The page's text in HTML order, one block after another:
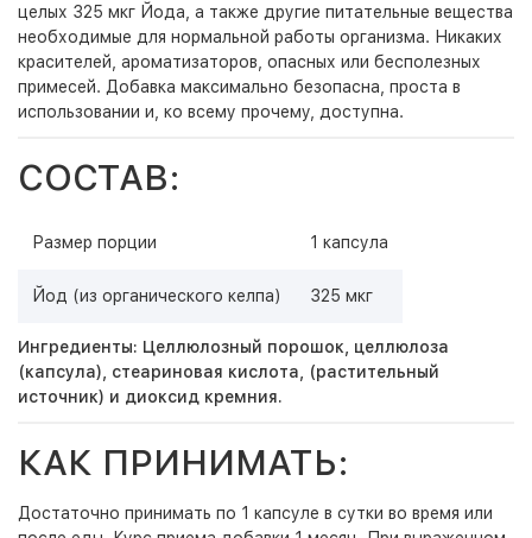
целых 325 мкг Йода, а также другие питательные вещества
необходимые для нормальной работы организма. Никаких
красителей, ароматизаторов, опасных или бесполезных
примесей. Добавка максимально безопасна, проста в
использовании и, ко всему прочему, доступна.
СОСТАВ:
Размер порции 1 капсула
Йод (из органического келпа) 325 мкг
Ингредиенты: Целлюлозный порошок, целлюлоза
(капсула), стеариновая кислота, (растительный
источник) и диоксид кремния.
КАК ПРИНИМАТЬ:
Достаточно принимать по 1 капсуле в сутки во время или